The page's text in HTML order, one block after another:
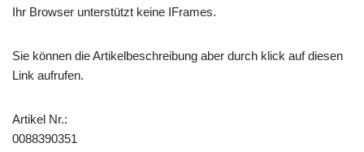
Ihr Browser unterstützt keine IFrames.
Sie können die Artikelbeschreibung aber durch klick auf diesen
Link aufrufen.
Artikel Nr.:
0088390351